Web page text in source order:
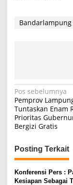
Bandarlampung
N
a
v
g
a
s
Pos sebelumnya
Pemprov
Tuntaskan Enam
Prioritas
Bergizi Gratis
Posting Terkait
Konferensi Pers :
Kesiapan Sebagai